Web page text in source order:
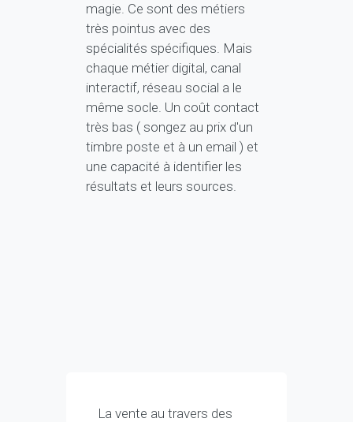
magie. Ce sont des métiers
très pointus avec des
spécialités spécifiques. Mais
chaque métier digital, canal
interactif, réseau social a le
même socle. Un coût contact
très bas ( songez au prix d'un
timbre poste et à un email ) et
une capacité à identifier les
résultats et leurs sources.
La vente au travers des